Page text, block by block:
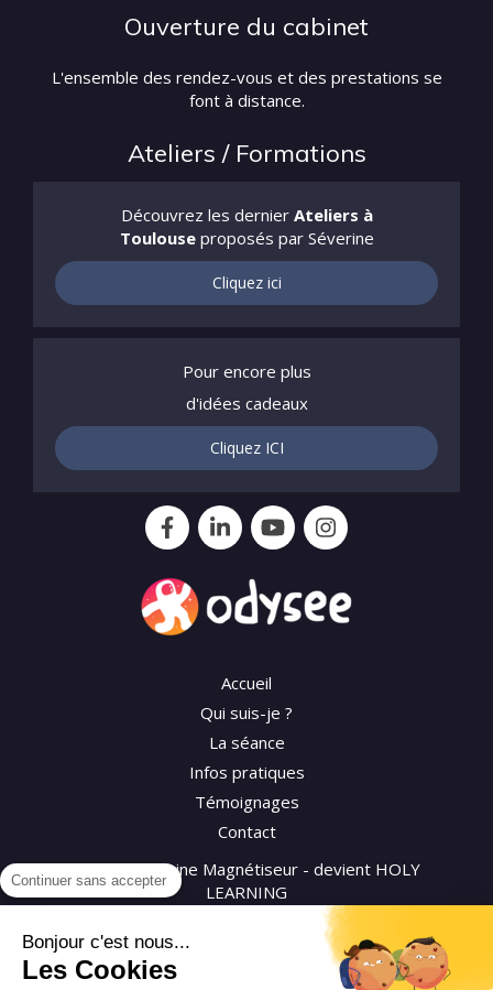
Ouverture du cabinet
L'ensemble des rendez-vous et des prestations se
font à distance.
Ateliers / Formations
Découvrez les dernier Ateliers à
Toulouseproposés par Séverine
Cliquez ici
Pour encore plus
d'idées cadeaux
Cliquez ICI
Accueil
Qui suis-je ?
La séance
Infos pratiques
Témoignages
Contact
©2026 Séverine Magnétiseur - devient HOLY
LEARNING
Continuer sans accepter
Bonjour c'est nous...
Les Cookies